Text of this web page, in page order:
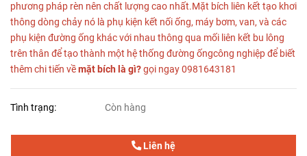
phương pháp rèn nên chất lượng cao nhất.Mặt bích liên kết tạo khơi
thông dòng chảy nó là phụ kiện kết nối ống, máy bơm, van, và các
phụ kiện đường ống khác với nhau thông qua mối liên kết bu lông
trên thân để tạo thành một hệ thống đường ốngcông nghiệp để biết
thêm chi tiến vềmặt bích là gì?gọi ngay 0981643181
Tình trạng: Còn hàng
Liên hệ